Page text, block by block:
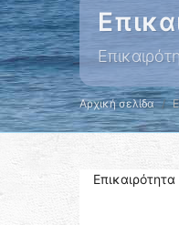
Αρχική σελίδα
Επικαιρότητα